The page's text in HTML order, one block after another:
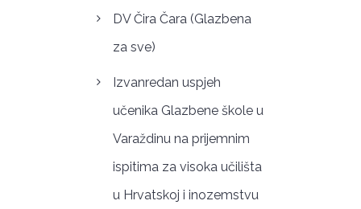
DV Čira Čara (Glazbena
za sve)
Izvanredan uspjeh
učenika Glazbene škole u
Varaždinu na prijemnim
ispitima za visoka učilišta
u Hrvatskoj i inozemstvu